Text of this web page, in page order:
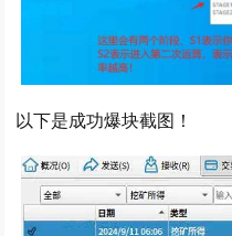
以下是成功爆块截图！